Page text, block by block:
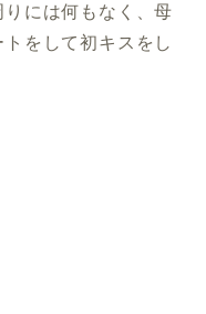
には何もなく、母
をして初キスをし